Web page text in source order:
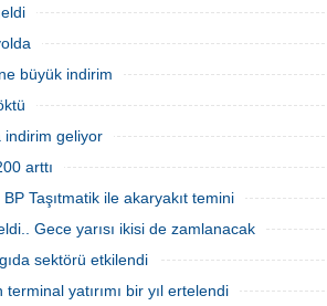
geldik" dedi.
zam yapılması bekleniyor.
büyük indirim
indirim geliyor
arttı
Taşıtmatik ile akaryakıt temini
Gece yarısı ikisi de zamlanacak
sektörü etkilendi
terminal yatırımı bir yıl ertelendi